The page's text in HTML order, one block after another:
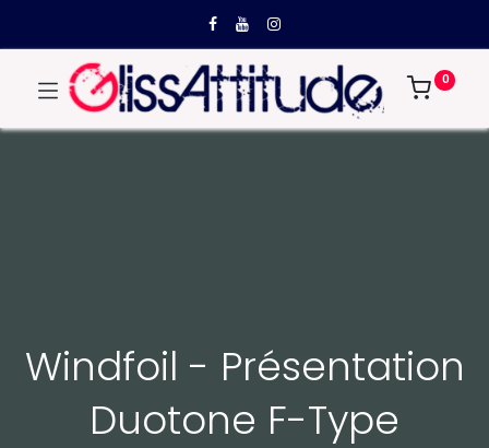
0
Windfoil - Présentation
Duotone F-Type